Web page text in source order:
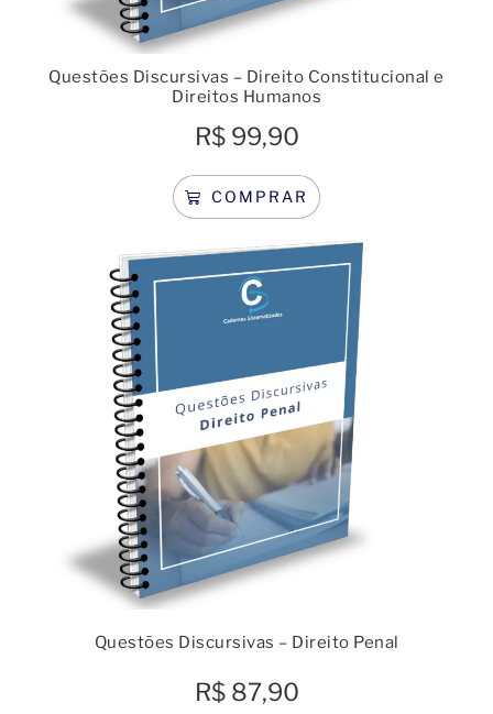
Questões Discursivas – Direito Constitucional e
Direitos Humanos
R$99,90
COMPRAR
Questões Discursivas – Direito Penal
R$87,90